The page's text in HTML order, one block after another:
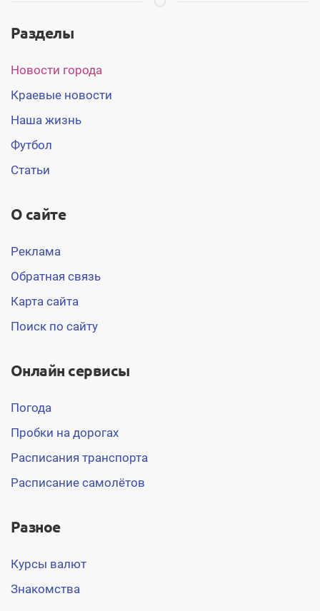
Разделы
Новости города
Краевые новости
Наша жизнь
Футбол
Статьи
О сайте
Реклама
Обратная связь
Карта сайта
Поиск по сайту
Онлайн сервисы
Погода
Пробки на дорогах
Расписания транспорта
Расписание самолётов
Разное
Курсы валют
Знакомства